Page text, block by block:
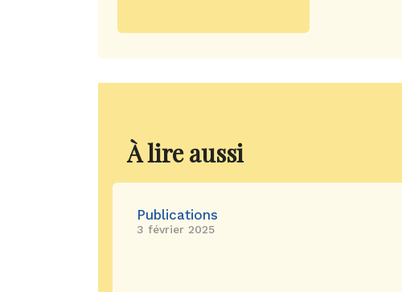
À lire aussi
Publications
3 février 2025